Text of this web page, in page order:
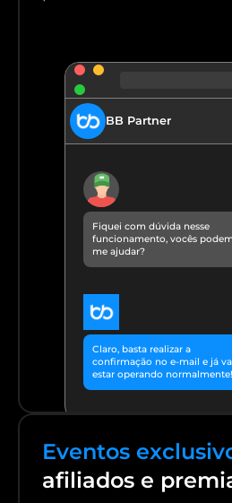
BB Partner
Fiquei com dúvida nesse
funcionamento, vocês podem
me ajudar?
Claro, basta realizar a
confirmação no e-mail e já
estar operando normalmente!
Obrigado deu certo aqui!
Eventos
afiliados e